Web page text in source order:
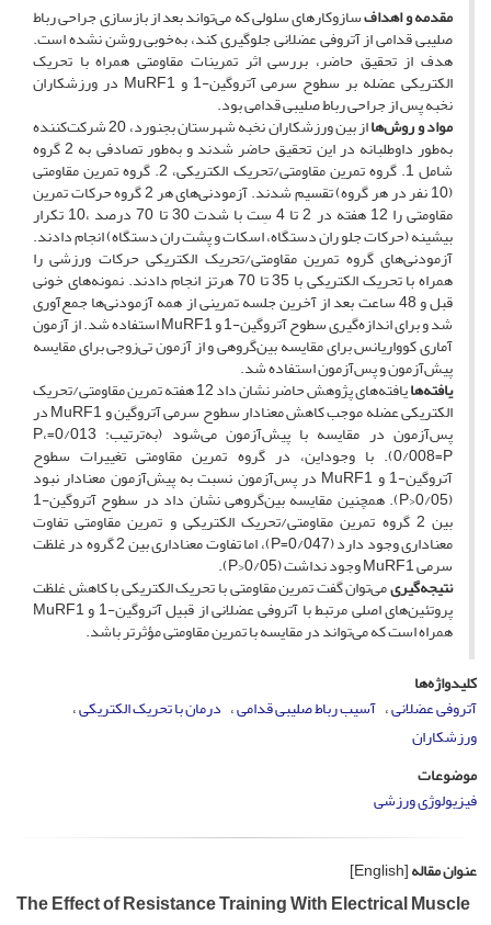
مقدمه و اهدافسازوکارهای سلولی که می‌تواند بعد از بازسازی جراحی رباط
صلیبی قدامی از آتروفی عضلانی جلوگیری کند، به‌خوبی روشن نشده ‌است.
هدف از تحقیق حاضر، بررسی اثر تمرینات مقاومتی همراه با تحریک
الکتریکی عضله بر سطوح سرمی آتروگین-1 و MuRF1 در ورزشکاران
نخبه پس از جراحی رباط صلیبی قدامی بود.
مواد و روش‌ها از بین ورزشکاران نخبه شهرستان بجنورد، 20 شرکت‌کننده
به‌طور داوطلبانه در این تحقیق حاضر شدند و به‌طور تصادفی به 2 گروه
شامل 1. گروه تمرین مقاومتی/تحریک الکتریکی، 2. گروه تمرین مقاومتی
(10 نفر در هر گروه) تقسیم شدند. آزمودنی‌های هر 2 گروه حرکات تمرین
مقاومتی را 12 هفته در 2 تا 4 سِت با شدت 30 تا 70 درصد ،10 تکرار
بیشینه (حرکات جلو ران دستگاه، اسکات و پشت ران دستگاه) انجام دادند.
آزمودنی‌های گروه تمرین مقاومتی/تحریک الکتریکی حرکات ورزشی را
همراه با تحریک الکتریکی با 35 تا 70 هرتز انجام دادند. نمونه‌های خونی
قبل و 48 ساعت بعد از آخرین جلسه تمرینی از همه آزمودنی‌ها جمع‌آوری
شد و برای اندازه‌گیری سطوح آتروگین‌-1 و MuRF1 استفاده شد. از آزمون
آماری کوواریانس برای مقایسه بین‌گروهی و از آزمون تی‌زوجی برای مقایسه
پیش‌آزمون و پس‌آزمون استفاده شد.
یافته‌ها یافته‌های پژوهش حاضر نشان داد 12 هفته تمرین مقاومتی/تحریک
الکتریکی عضله موجب کاهش معنادار سطوح سرمی آتروگین و MuRF1 در
پس‌آزمون در مقایسه با پیش‌آزمون می‌شود (به‌ترتیب: 0/013=P،
0/008=P). با وجوداین، در گروه تمرین مقاومتی تغییرات سطوح
آتروگین-1 و MuRF1 در پس‌آزمون نسبت به پیش‌آزمون معنادار نبود
(0/05<P). همچنین مقایسه بین‌گروهی نشان داد در سطوح آتروگین‌-1
بین 2 گروه تمرین مقاومتی/تحریک الکتریکی و تمرین مقاومتی تفاوت
معنا‌داری وجود دارد (0/047=P)، اما تفاوت معنا‌داری بین 2 گروه در غلظت
سرمی MuRF1 وجود نداشت (0/05<P).
نتیجه‌گیریمی‌توان گفت تمرین مقاومتی با تحریک الکتریکی با کاهش غلظت
پروتئین‌های اصلی مرتبط با آتروفی عضلانی از قبیل آتروگین-1 و MuRF1
همراه است که می‌تواند در مقایسه با تمرین مقاومتی مؤثرتر باشد.
کلیدواژه‌ها
آتروفی عضلانی آسیب رباط صلیبی قدامی درمان با تحریک الکتریکی
ورزشکاران
موضوعات
فیزیولوژی ورزشی
عنوان مقاله[English]
The Effect of Resistance Training With Electrical Muscle